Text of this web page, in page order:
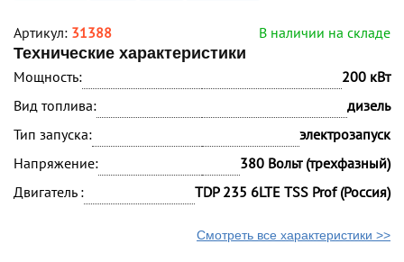
Артикул: 31388
В наличии на складе
Технические характеристики
Мощность:
200 кВт
Вид топлива:
дизель
Тип запуска:
электрозапуск
Напряжение:
380 Вольт (трехфазный)
Двигатель :
TDP 235 6LTE TSS Prof (Россия)
Смотреть все характеристики >>